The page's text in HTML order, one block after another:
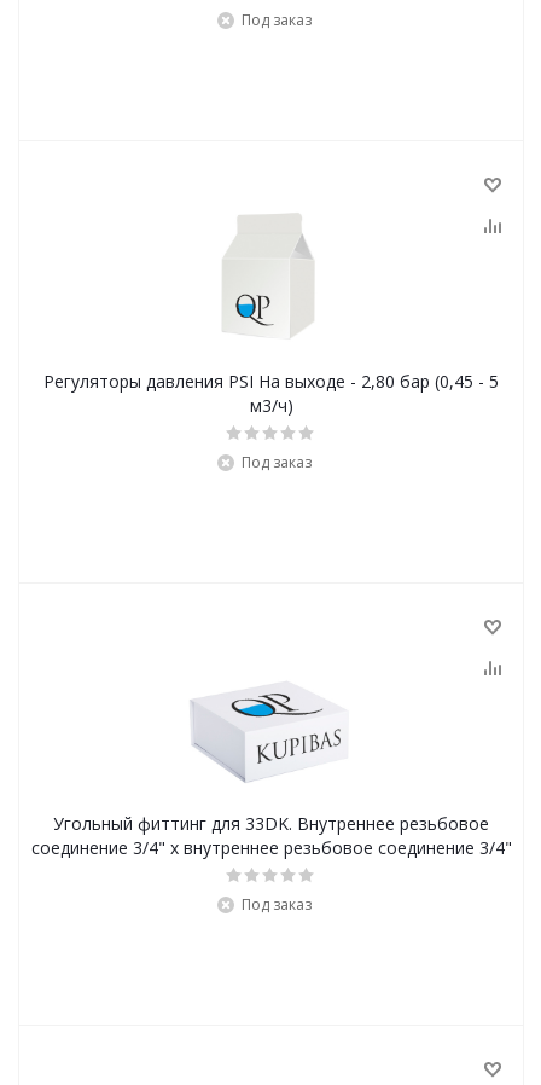
Под заказ
Регуляторы давления PSI На выходе - 2,80 бар (0,45 - 5
м3/ч)
Под заказ
Угольный фиттинг для 33DK. Внутреннее резьбовое
соединение 3/4" х внутреннее резьбовое соединение 3/4"
Под заказ